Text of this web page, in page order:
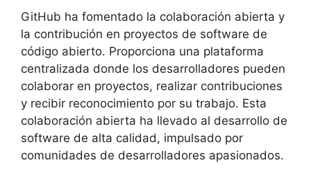
GitHub ha fomentado la colaboración abierta y
la contribución en proyectos de software de
código abierto. Proporciona una plataforma
centralizada donde los desarrolladores pueden
colaborar en proyectos, realizar contribuciones
y recibir reconocimiento por su trabajo. Esta
colaboración abierta ha llevado al desarrollo de
software de alta calidad, impulsado por
comunidades de desarrolladores apasionados.